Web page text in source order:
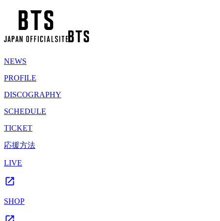
NEWS
PROFILE
DISCOGRAPHY
SCHEDULE
TICKET
応援方法
LIVE
SHOP